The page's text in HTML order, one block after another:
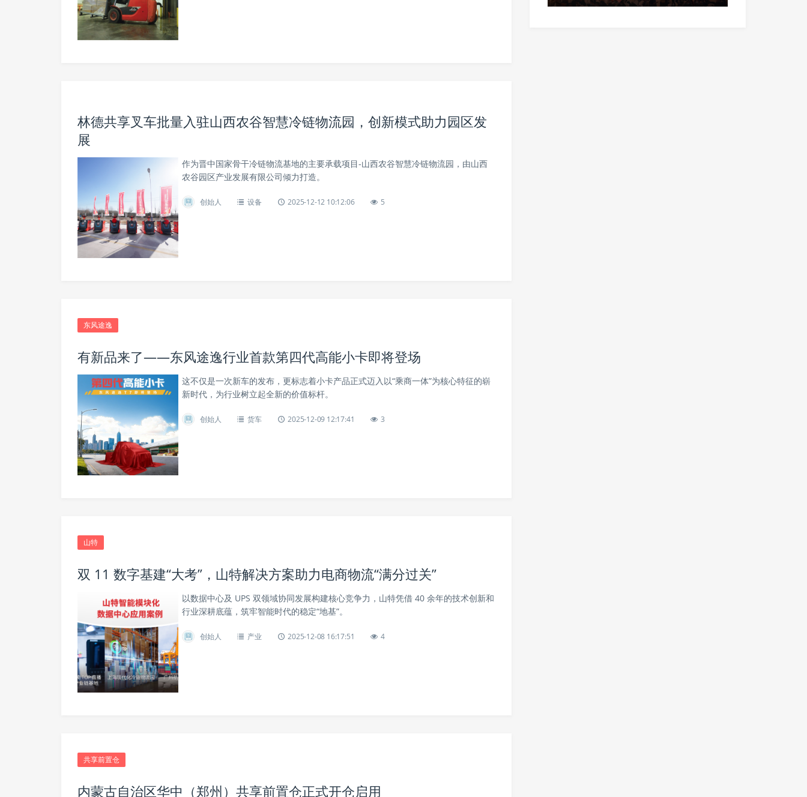
林德共享叉车批量入驻山西农谷智慧冷链物流园，创新模式助力园区发
展
作为晋中国家骨干冷链物流基地的主要承载项目-山西农谷智慧冷链物流园，由山西
农谷园区产业发展有限公司倾力打造。
创始人 设备 2025-12-12 10:12:06 5
东风途逸
有新品来了——东风途逸行业首款第四代高能小卡即将登场
这不仅是一次新车的发布，更标志着小卡产品正式迈入以“乘商一体”为核心特征的崭
新时代，为行业树立起全新的价值标杆。
创始人 货车 2025-12-09 12:17:41 3
山特
双 11 数字基建“大考”，山特解决方案助力电商物流“满分过关”
以数据中心及 UPS 双领域协同发展构建核心竞争力，山特凭借 40 余年的技术创新和
行业深耕底蕴，筑牢智能时代的稳定“地基”。
创始人 产业 2025-12-08 16:17:51 4
共享前置仓
内蒙古自治区华中（郑州）共享前置仓正式开仓启用